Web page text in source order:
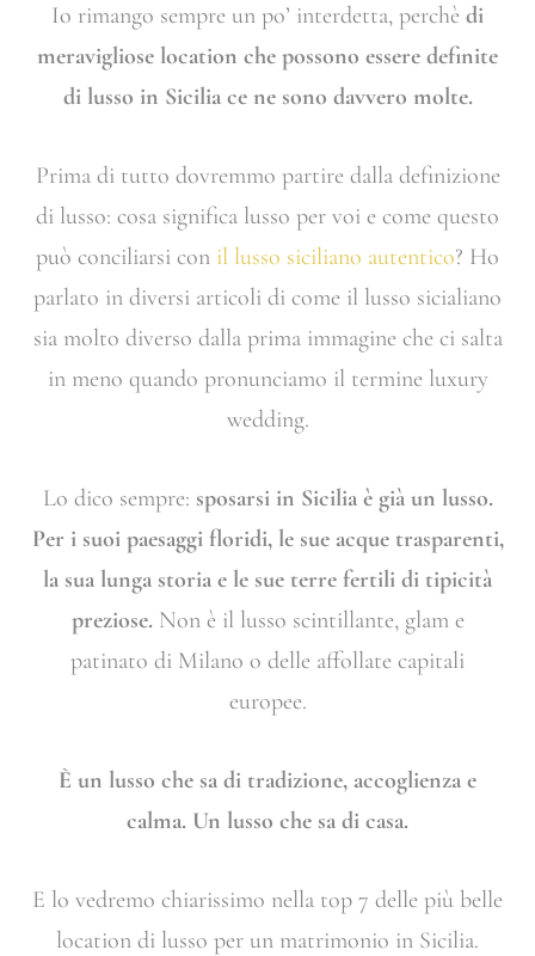
Io rimango sempre un po’ interdetta, perchè di
meravigliose location che possono essere definite
di lusso in Sicilia ce ne sono davvero molte.
Prima di tutto dovremmo partire dalla definizione
di lusso: cosa significa lusso per voi e come questo
può conciliarsi con il lusso siciliano autentico? Ho
parlato in diversi articoli di come il lusso sicialiano
sia molto diverso dalla prima immagine che ci salta
in meno quando pronunciamo il termine luxury
wedding.
Lo dico sempre: sposarsi in Sicilia è già un lusso.
Per i suoi paesaggi floridi, le sue acque trasparenti,
la sua lunga storia e le sue terre fertili di tipicità
preziose. Non è il lusso scintillante, glam e
patinato di Milano o delle affollate capitali
europee.
È un lusso che sa di tradizione, accoglienza e
calma. Un lusso che sa di casa.
E lo vedremo chiarissimo nella top 7 delle più belle
location di lusso per un matrimonio in Sicilia.